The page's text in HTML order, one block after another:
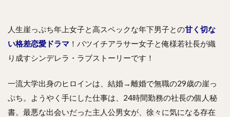
人生崖っぷち年上女子と高スペックな年下男子との甘く切な
い格差恋愛ドラマ ！バツイチアラサー女子と俺様若社長が織
り成すシンデレラ・ラブストーリーです！
一流大学出身のヒロインは、結婚→離婚で無職の29歳の崖っ
ぷち。ようやく手にした仕事は、24時間勤務の社長の個人秘
書。最悪な出会いだった主人公男女が、徐々に気になる存在